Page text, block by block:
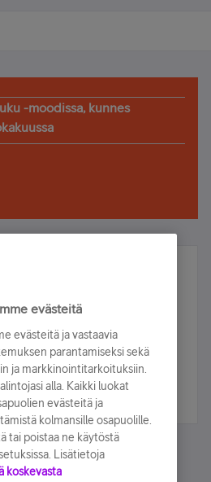
-moodissa, kunnes
ja voita!
olet mukana arvonnassa.
evästeitä
evästeitä ja vastaavia
parantamiseksi sekä
ja markkinointitarkoituksiin.
alla. Kaikki luokat
evästeitä ja
kolmansille osapuolille.
tai poistaa ne käytöstä
Lisätietoja
koskevasta